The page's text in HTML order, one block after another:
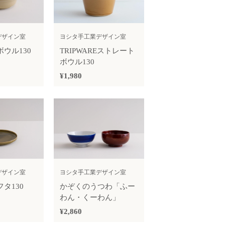
イン室
ウル130
ヨシタ手工業デザイン室
TRIPWAREストレート
ボウル130
¥1,980
イン室
タ130
ヨシタ手工業デザイン室
かぞくのうつわ「ふー
わん・くーわん」
¥2,860